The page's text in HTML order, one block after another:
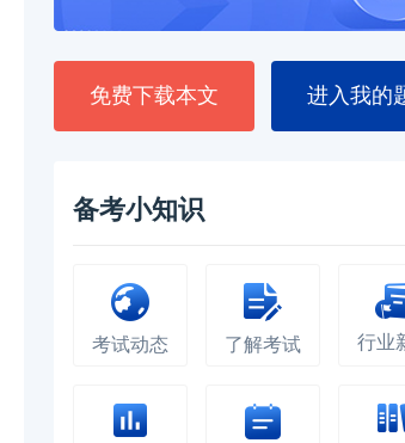
免费下载本文 进入我的
备考小知识
考试动态 了解考试 行业